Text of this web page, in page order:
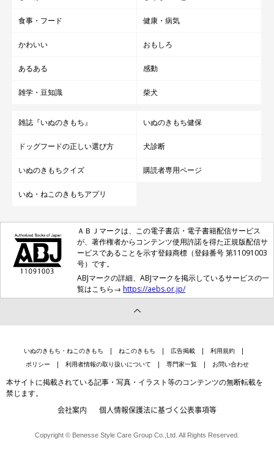
食事・フード 健康・病気
かわいい おもしろ
あるある 感動
雑学・豆知識 柴犬
雑誌『いぬのきもち』 いぬのきもち健保
ドッグフードの正しい選び方 犬診断
いぬのきもちクイズ 購読者専用ページ
いぬ・ねこのきもちアプリ
ＡＢＪマークは、この電子書店・電子書籍配信サービス
が、著作権者からコンテンツ使用許諾を得た正規版配信サ
ービスであることを示す登録商標（登録番号 第11091003
号）です。
ABJマークの詳細、ABJマークを掲示しているサービスの一
覧はこちら→ https://aebs.or.jp/
いぬのきもち・ねこのきもち ねこのきもち 広告掲載
利用規約
ポリシー
利用者情報の取り扱いについて 専門家一覧 お問い合わせ
本サイトに掲載されている記事・写真・イラスト等のコンテンツの無断転載を
禁じます。
会社案内 個人情報保護法に基づく公表事項等
Copyright © Benesse Style Care Group Co.,Ltd. All Rights Reserved.